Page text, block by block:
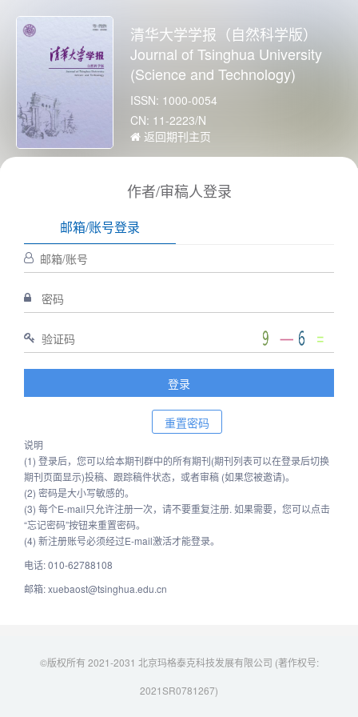
清华大学学报（自然科学版）
Journal of Tsinghua University
(Science and Technology)
ISSN: 1000-0054
CN: 11-2223/N
返回期刊主页
作者/审稿人登录
邮箱/账号登录
说明
(1) 登录后，您可以给本期刊群中的所有期刊(期刊列表可以在登录后切换
期刊页面显示)投稿、跟踪稿件状态，或者审稿 (如果您被邀请)。
(2) 密码是大小写敏感的。
(3) 每个E-mail只允许注册一次，请不要重复注册. 如果需要，您可以点击
“忘记密码”按钮来重置密码。
(4) 新注册账号必须经过E-mail激活才能登录。
电话: 010-62788108
邮箱: xuebaost@tsinghua.edu.cn
©版权所有 2021-2031 北京玛格泰克科技发展有限公司 (著作权号:
2021SR0781267)